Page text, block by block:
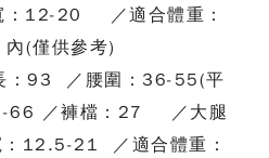
：12-20 ／適合體重：
(僅供參考)
：93 ／腰圍：36-55(平
66 ／褲檔：27 ／大腿
12.5-21 ／適合體重：